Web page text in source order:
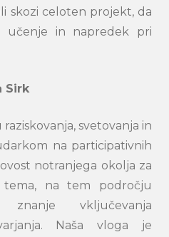
skozi celoten projekt, da
učenje in napredek pri
Sirk
svetovanja in
na participativnih
notranjega okolja za
tema, na tem področju
znanje vključevanja
Naša vloga je